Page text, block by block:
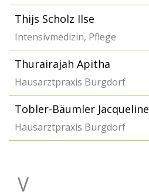
Thijs Scholz Ilse
Intensivmedizin, Pflege
Thurairajah Apitha
Hausarztpraxis Burgdorf
Tobler-Bäumler Jacqueline
Hausarztpraxis Burgdorf
V